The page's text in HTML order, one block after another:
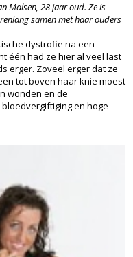
Malsen, 28 jaar oud. Ze is
samen met haar ouders
dystrofie na een
één had ze hier al veel last
erger. Zoveel erger dat ze
tot boven haar knie moest
wonden en de
en hoge